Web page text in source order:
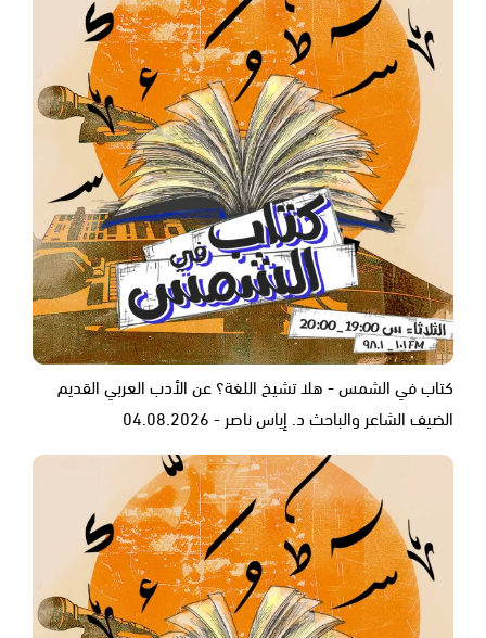
كتاب في الشمس - هلا تشيخ اللغة؟ عن الأدب العربي القديم
الضيف الشاعر والباحث د. إياس ناصر - 04.08.2026